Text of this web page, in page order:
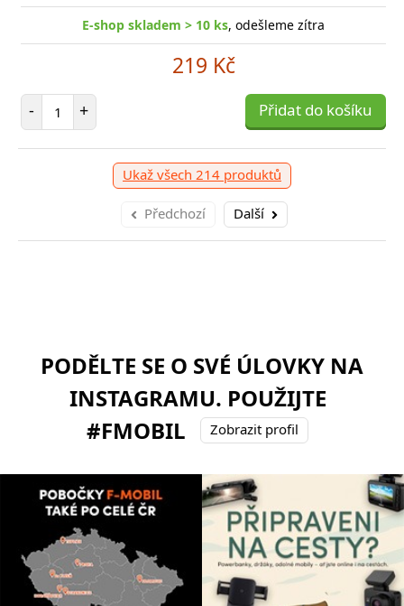
E-shop skladem > 10 ks, odešleme zítra
219 Kč
- Počet položek
+ Přidat do košíku
Ukaž všech 214 produktů
Předchozí Další
PODĚLTE SE O SVÉ ÚLOVKY NA
INSTAGRAMU. POUŽIJTE
#FMOBIL
Zobrazit profil